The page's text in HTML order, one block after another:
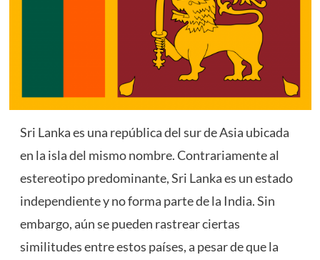
Sri Lanka es una república del sur de Asia ubicada
en la isla del mismo nombre. Contrariamente al
estereotipo predominante, Sri Lanka es un estado
independiente y no forma parte de la India. Sin
embargo, aún se pueden rastrear ciertas
similitudes entre estos países, a pesar de que la